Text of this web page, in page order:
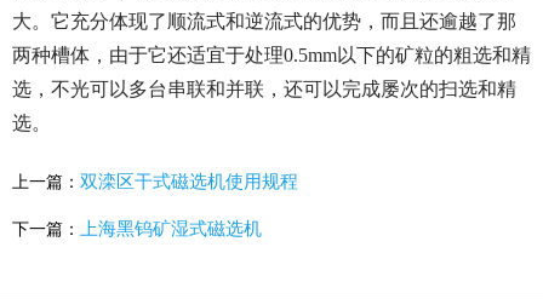
大。它充分体现了顺流式和逆流式的优势，而且还逾越了那
两种槽体，由于它还适宜于处理0.5mm以下的矿粒的粗选和精
选，不光可以多台串联和并联，还可以完成屡次的扫选和精
选。
上一篇： 双滦区干式磁选机使用规程
下一篇： 上海黑钨矿湿式磁选机